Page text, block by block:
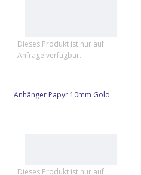
Dieses Produkt ist nur auf
Anfrage verfügbar.
Anhänger Papyr 10mm Gold
Dieses Produkt ist nur auf